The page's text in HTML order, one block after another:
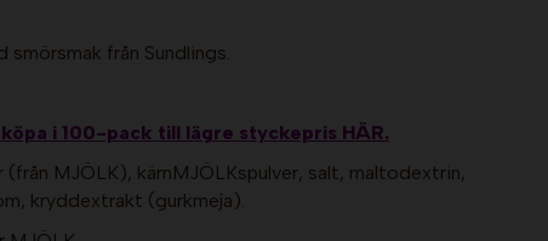
från Sundlings.
i 100-pack till lägre styckepris HÄR.
(från MJÖLK), kärnMJÖLKspulver, salt, maltodextrin,
kryddextrakt (gurkmeja).